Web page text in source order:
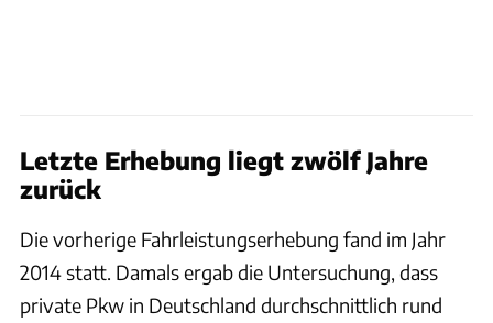
Letzte Erhebung liegt zwölf Jahre
zurück
Die vorherige Fahrleistungserhebung fand im Jahr
2014 statt. Damals ergab die Untersuchung, dass
private Pkw in Deutschland durchschnittlich rund